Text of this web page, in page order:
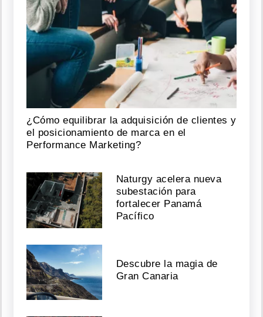
¿Cómo equilibrar la adquisición de clientes y
el posicionamiento de marca en el
Performance Marketing?
Naturgy acelera nueva
subestación para
fortalecer Panamá
Pacífico
Descubre la magia de
Gran Canaria